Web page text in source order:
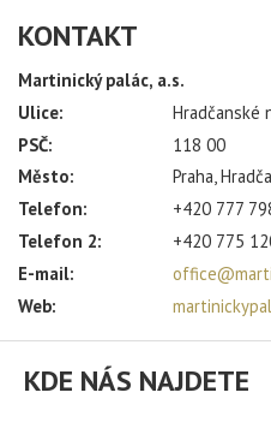
NOVINKY Z
ULIC
KONTAKT
Martinický palác, a.s.
Ulice:
Hradčanské
PSČ:
118 00
Město:
Praha,
Telefon:
+420 777
Telefon 2:
+420 775
E-mail:
Web:
KDE NÁS NAJDETE